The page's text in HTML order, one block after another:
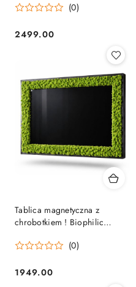
(0)
Cena:
2499.00
Tablica magnetyczna z
chrobotkiem ! Biophilic
(0)
Cena:
1949.00